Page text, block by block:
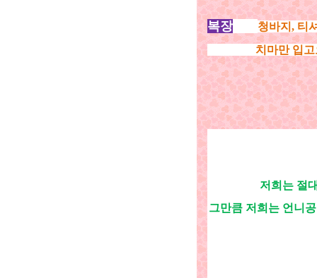
복장
청바지, 티
치마만 입고오세
저희는 절
그만큼 저희는 언니